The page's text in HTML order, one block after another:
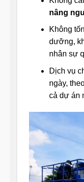
nâng
Không
dưỡng,
nhân sự
Dịch vụ
ngày,
cả dự án